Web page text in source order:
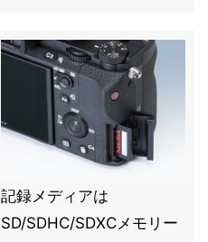
記録メディアは
SD/SDHC/SDXCメモリー